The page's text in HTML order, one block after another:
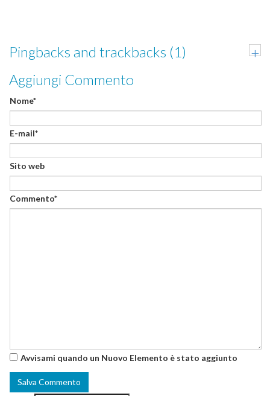
Pingbacks and trackbacks (1)
+
Aggiungi Commento
Nome*
E-mail*
Sito web
Commento*
Avvisami quando un Nuovo Elemento è stato aggiunto